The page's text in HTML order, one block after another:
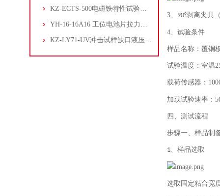
KZ-ECTS-500电磁铁特性试验系统
YH-16-16A16 工位电池片拉力试验机
KZ-LY71-UV冲击试样缺口液压拉床
3、 90°剥离夹具
4、试验条件
样品名称：覆铜
试验温度：室温
载荷传感器：
加载试验速率：
四、测试流程
步骤一、样品制
1、 样品选取
选取固定粘合宽